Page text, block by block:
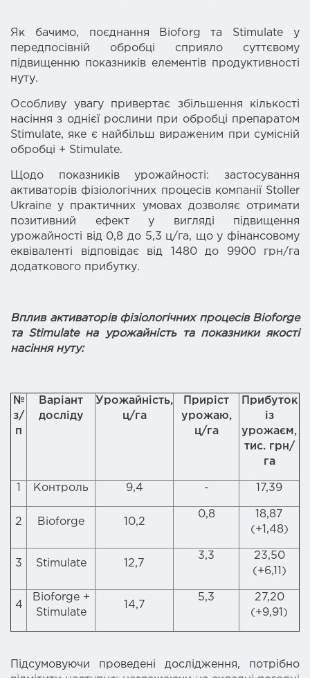
Як бачимо, поєднання Bioforg та Stimulate у
передпосівній обробці сприяло суттєвому
підвищенню показників елементів продуктивності
нуту.
Особливу увагу привертає збільшення кількості
насіння з однієї рослини при обробці препаратом
Stimulate, яке є найбільш вираженим при сумісній
обробці + Stimulate.
Щодо показників урожайності: застосування
активаторів фізіологічних процесів компанії Stoller
Ukraine у практичних умовах дозволяє отримати
позитивний ефект у вигляді підвищення
урожайності від 0,8 до 5,3 ц/га, що у фінансовому
еквіваленті відповідає від 1480 до 9900 грн/га
додаткового прибутку.
Вплив активаторів фізіологічних процесів Bioforge
та Stimulate на урожайність та показники якості
насіння нуту:
№
з/
п
Варіант
досліду
Урожайність,
ц/га
Приріст
урожаю,
ц/га
Прибуток
із
урожаєм,
тис. грн/
га
Контроль 9,4 - 17,39
2 Bioforge 10,2
0,8
18,87
(+1,48)
3 Stimulate 12,7
3,3
23,50
(+6,11)
4
Bioforge +
Stimulate
14,7
5,3
27,20
(+9,91)
Підсумовуючи проведені дослідження, потрібно